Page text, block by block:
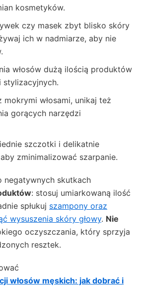
kosmetyków.
czy masek zbyt blisko skóry
ich w nadmiarze, aby nie
włosów dużą ilością produktów
stylizacyjnych.
mokrymi włosami, unikaj też
gorących narzędzi
szczotki i delikatnie
zminimalizować szarpanie.
negatywnych skutkach
: stosuj umiarkowaną ilość
spłukuj szampony oraz
wysuszenia skóry głowy. Nie
oczyszczania, który sprzyja
resztek.
włosów męskich: jak dobrać i